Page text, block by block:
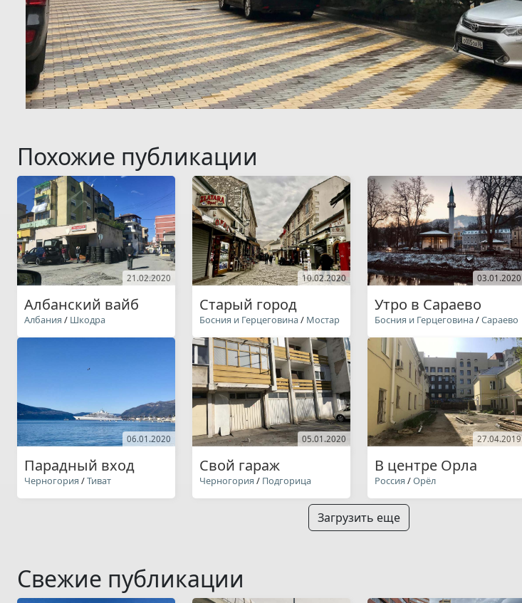
Похожие публикации
21.02.2020
Албанский вайб
Албания / Шкодра
10.02.2020
Старый город
Босния и Герцеговина/ Мостар
03.01.2020
Утро в Сараево
Босния и Герцеговина/Сараево
06.01.2020
Парадный вход
Черногория /Тиват
05.01.2020
Свой гараж
Черногория / Подгорица
27.04.2019
В центре Орла
Россия /Орёл
Загрузить еще
Свежие публикации